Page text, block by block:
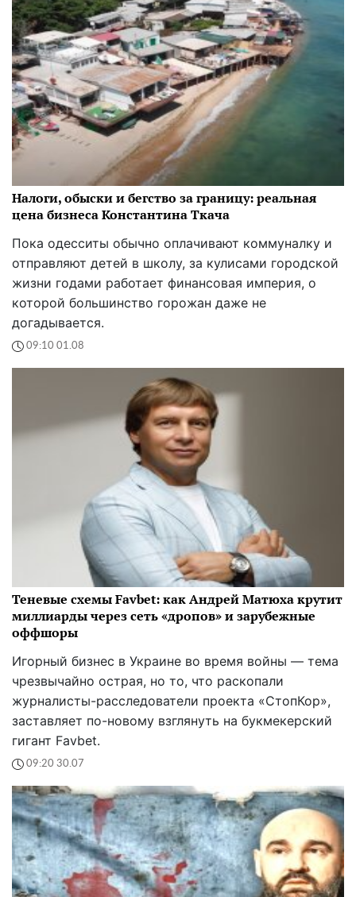
Налоги, обыски и бегство за границу: реальная
цена бизнеса Константина Ткача
Пока одесситы обычно оплачивают коммуналку и
отправляют детей в школу, за кулисами городской
жизни годами работает финансовая империя, о
которой большинство горожан даже не
догадывается.
09:10 01.08
Теневые схемы Favbet: как Андрей Матюха крутит
миллиарды через сеть «дропов» и зарубежные
оффшоры
Игорный бизнес в Украине во время войны — тема
чрезвычайно острая, но то, что раскопали
журналисты-расследователи проекта «СтопКор»,
заставляет по-новому взглянуть на букмекерский
гигант Favbet.
09:20 30.07